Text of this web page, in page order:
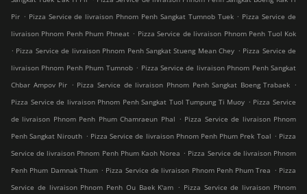
Pir . Pizza Service de livraison Phnom Penh Sangkat Tumnob Tuek . Pizza Service de
livraison Phnom Penh Phum Phneat . Pizza Service de livraison Phnom Penh Tuol Kok
. Pizza Service de livraison Phnom Penh Sangkat Stueng Mean Chey . Pizza Service de
livraison Phnom Penh Phum Tumnob . Pizza Service de livraison Phnom Penh Sangkat
Chbar Ampov Pir . Pizza Service de livraison Phnom Penh Sangkat Boeng Trabaek .
Pizza Service de livraison Phnom Penh Sangkat Tuol Tumpung Ti Muoy . Pizza Service
de livraison Phnom Penh Phum Chamraeun Phal . Pizza Service de livraison Phnom
Penh Sangkat Nirouth . Pizza Service de livraison Phnom Penh Phum Prek Toal . Pizza
Service de livraison Phnom Penh Phum Kaoh Norea . Pizza Service de livraison Phnom
Penh Phum Damnak Thum . Pizza Service de livraison Phnom Penh Phum Trea . Pizza
Service de livraison Phnom Penh Ou Baek K'am . Pizza Service de livraison Phnom